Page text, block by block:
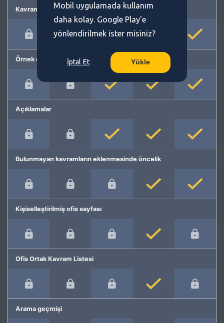
Kavram önerme
Örnek cümleler
Açıklamalar
Bulunmayan kavramların eklenmesinde öncelik
Kişiselleştirilmiş ofis sayfası
Ofis Ortak Kavram Listesi
Arama geçmişi
Mobil uygulamada kullanım
daha kolay. Google Play'e
yönlendirilmek ister misiniz?
İptal Et Yükle